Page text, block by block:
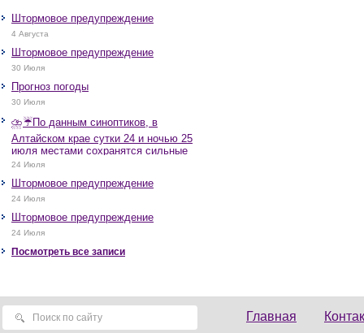
Штормовое предупреждение
4 Августа
Штормовое предупреждение
30 Июля
Прогноз погоды
30 Июля
⛈️☔️По данным синоптиков, в
Алтайском крае сутки 24 и ночью 25
июля местами сохранятся сильные
дожди, грозы, при грозах очень
крупный град, шквалистое усиление
ветра до 17-22 м/с, местами порывы
25 м/с и более.
24 Июля
Штормовое предупреждение
24 Июля
Штормовое предупреждение
24 Июля
Посмотреть все записи
Главная